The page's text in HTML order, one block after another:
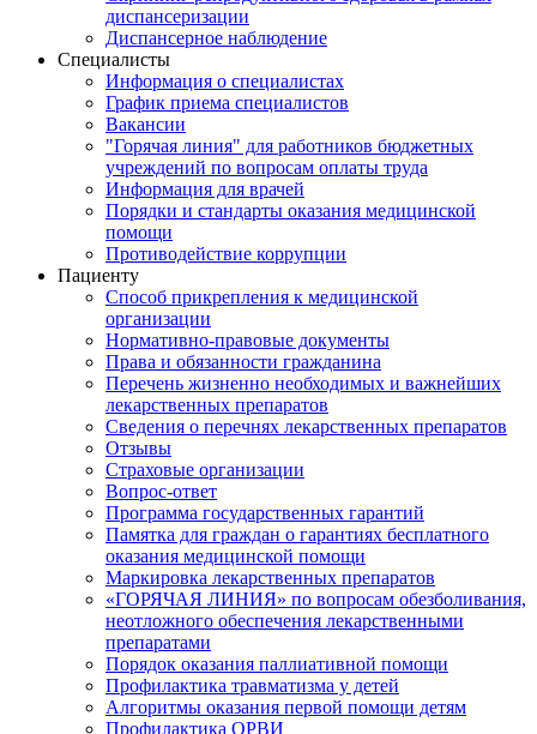
диспансеризации
Диспансерное наблюдение
Специалисты
Информация о специалистах
График приема специалистов
Вакансии
"Горячая линия" для работников бюджетных
учреждений по вопросам оплаты труда
Информация для врачей
Порядки и стандарты оказания медицинской
помощи
Противодействие коррупции
Пациенту
Способ прикрепления к медицинской
организации
Нормативно-правовые документы
Права и обязанности гражданина
Перечень жизненно необходимых и важнейших
лекарственных препаратов
Сведения о перечнях лекарственных препаратов
Отзывы
Страховые организации
Вопрос-ответ
Программа государственных гарантий
Памятка для граждан о гарантиях бесплатного
оказания медицинской помощи
Маркировка лекарственных препаратов
«ГОРЯЧАЯ ЛИНИЯ» по вопросам обезболивания,
неотложного обеспечения лекарственными
препаратами
Порядок оказания паллиативной помощи
Профилактика травматизма у детей
Алгоритмы оказания первой помощи детям
Профилактика ОРВИ